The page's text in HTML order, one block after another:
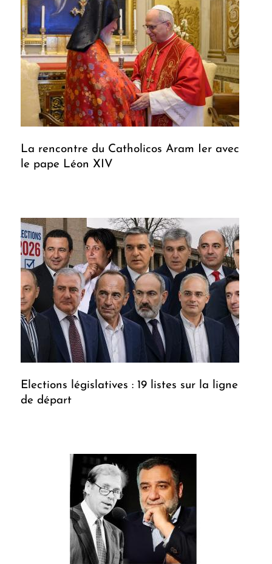
La rencontre du Catholicos Aram Ier avec
le pape Léon XIV
Elections législatives : 19 listes sur la ligne
de départ